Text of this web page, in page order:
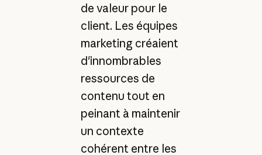
de valeur pour le
client. Les équipes
marketing créaient
d'innombrables
ressources de
contenu tout en
peinant à maintenir
un contexte
cohérent entre les